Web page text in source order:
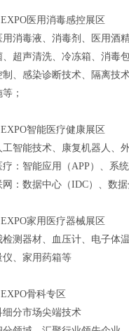
医用消毒感控展区
消毒液、消毒剂、医用酒
超声清洗、冷冻箱、消毒
、感染诊断技术、隔离技
；
智能医疗健康展区
工智能技术、康复机器人、
：智能应用（APP）、系
：数据中心（IDC）、数据
家用医疗器械展区
测器材、血压计、电子体
、家用药箱等
骨科专区
分市场尖端技术